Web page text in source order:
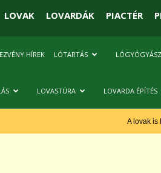
LOVAK LOVARDÁK PIACTÉR
HÍREK LÓTARTÁS
LOVASTÚRA LOVARDA ÉPÍTÉS
A lovak is